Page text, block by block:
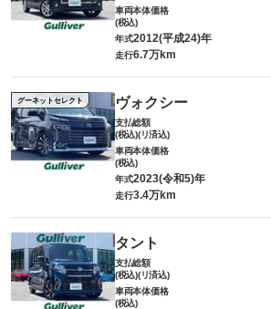
車両本体価格
(税込)
年式2012(平成24)年
走行6.7万km
グーネットセレクト ヴォクシー
支払総額
(税込)(リ済込)
車両本体価格
(税込)
年式2023(令和5)年
走行3.4万km
タント
支払総額
(税込)(リ済込)
車両本体価格
(税込)